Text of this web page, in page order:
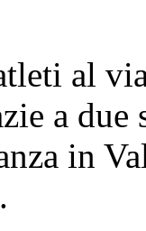
al
a
in